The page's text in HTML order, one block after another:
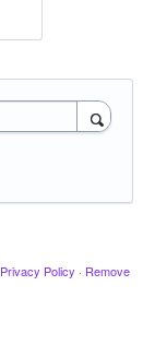
Privacy Policy · Remove